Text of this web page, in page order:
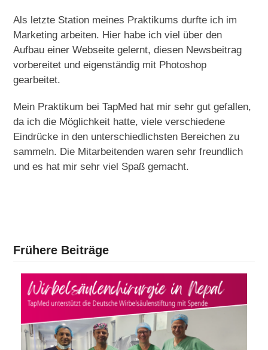
Als letzte Station meines Praktikums durfte ich im
Marketing arbeiten. Hier habe ich viel über den
Aufbau einer Webseite gelernt, diesen Newsbeitrag
vorbereitet und eigenständig mit Photoshop
gearbeitet.
Mein Praktikum bei TapMed hat mir sehr gut gefallen,
da ich die Möglichkeit hatte, viele verschiedene
Eindrücke in den unterschiedlichsten Bereichen zu
sammeln. Die Mitarbeitenden waren sehr freundlich
und es hat mir sehr viel Spaß gemacht.
Frühere Beiträge